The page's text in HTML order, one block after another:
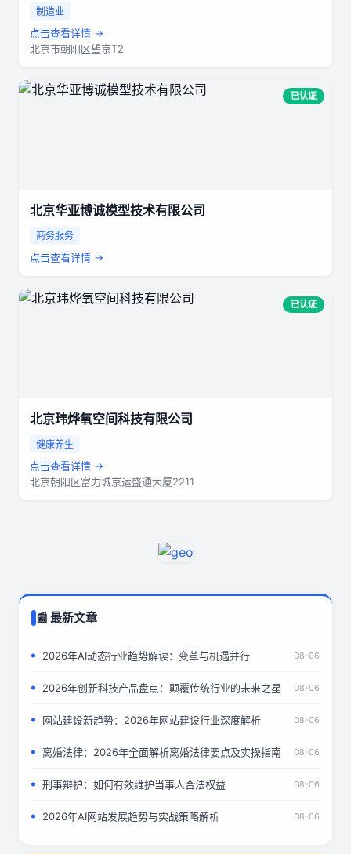
制造业
点击查看详情 →
北京市朝阳区望京T2
已认证
北京华亚博诚模型技术有限公司
商务服务
点击查看详情 →
已认证
北京玮烨氧空间科技有限公司
健康养生
点击查看详情 →
北京朝阳区富力城京运盛通大厦2211
📰 最新文章
2026年AI动态行业趋势解读：变革与机遇并行 08-06
2026年创新科技产品盘点：颠覆传统行业的未来之星 08-06
网站建设新趋势：2026年网站建设行业深度解析 08-06
离婚法律：2026年全面解析离婚法律要点及实操指南 08-06
刑事辩护：如何有效维护当事人合法权益 08-06
2026年AI网站发展趋势与实战策略解析 08-06